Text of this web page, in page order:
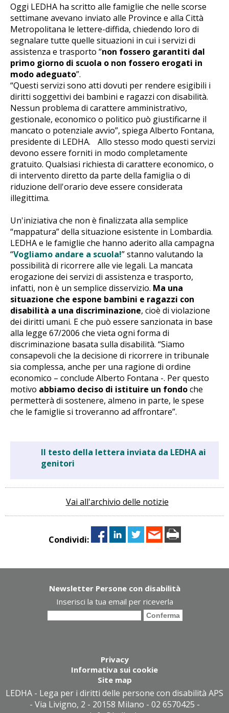
Oggi LEDHA ha scritto alle famiglie che nelle scorse
settimane avevano inviato alle Province e alla Città
Metropolitana le lettere-diffida, chiedendo loro di
segnalare tutte quelle situazioni in cui i servizi di
assistenza e trasporto “non fossero garantiti dal
primo giorno di scuola o non fossero erogati in
modo adeguato”.
“Questi servizi sono atti dovuti per rendere esigibili i
diritti soggettivi dei bambini e ragazzi con disabilità.
Nessun problema di carattere amministrativo,
gestionale, economico o politico può giustificarne il
mancato o potenziale avvio”, spiega Alberto Fontana,
presidente di LEDHA. Allo stesso modo questi servizi
devono essere forniti in modo completamente
gratuito. Qualsiasi richiesta di carattere economico, o
di intervento diretto da parte della famiglia o di
riduzione dell'orario deve essere considerata
illegittima.
Un'iniziativa che non è finalizzata alla semplice
“mappatura” della situazione esistente in Lombardia.
LEDHA e le famiglie che hanno aderito alla campagna
“Vogliamo andare a scuola!” stanno valutando la
possibilità di ricorrere alle vie legali. La mancata
erogazione dei servizi di assistenza e trasporto,
infatti, non è un semplice disservizio. Ma una
situazione che espone bambini e ragazzi con
disabilità a una discriminazione, cioè di violazione
dei diritti umani. E che può essere sanzionata in base
alla legge 67/2006 che vieta ogni forma di
discriminazione basata sulla disabilità. “Siamo
consapevoli che la decisione di ricorrere in tribunale
sia complessa, anche per una ragione di ordine
economico – conclude Alberto Fontana -. Per questo
motivo abbiamo deciso di istituire un fondoche
permetterà di sostenere, almeno in parte, le spese
che le famiglie si troveranno ad affrontare”.
Il testo della lettera inviata da LEDHA ai
genitori
Vai all'archivio delle notizie
Condividi:
Newsletter Persone con disabilità
Inserisci la tua email per riceverla
Privacy
Informativa sui cookie
Site map
LEDHA - Lega per i diritti delle persone con disabilità APS
- Via Livigno, 2 - 20158 Milano - 02 6570425 -